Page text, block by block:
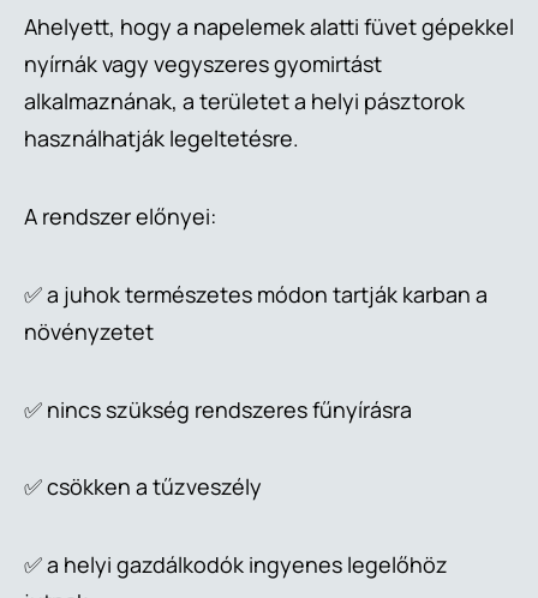
Ahelyett, hogy a napelemek alatti füvet gépekkel
nyírnák vagy vegyszeres gyomirtást
alkalmaznának, a területet a helyi pásztorok
használhatják legeltetésre.
A rendszer előnyei:
✅ a juhok természetes módon tartják karban a
növényzetet
✅ nincs szükség rendszeres fűnyírásra
✅ csökken a tűzveszély
✅ a helyi gazdálkodók ingyenes legelőhöz